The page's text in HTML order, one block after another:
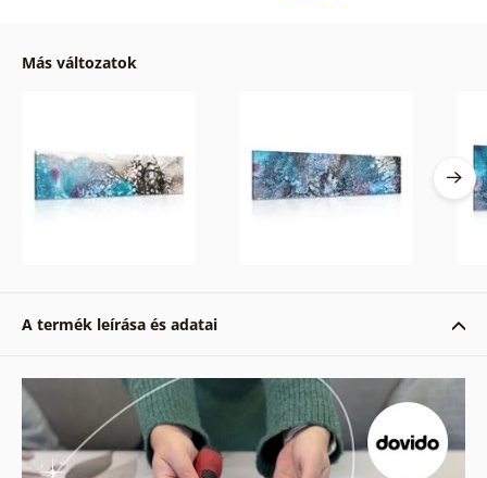
Más változatok
A termék leírása és adatai